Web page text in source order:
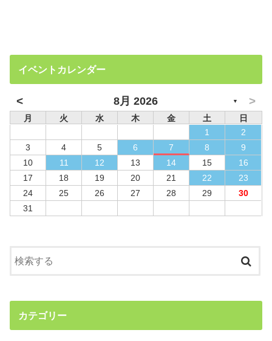
イベントカレンダー
< 8月 2026 ▼ >
月 火 水 木 金 土
日
1
2
3
4 5 6 7 8
9
10
11 12 13 14 15
16
17
18 19 20 21 22
23
24
25 26 27 28 29
30
31
カテゴリー